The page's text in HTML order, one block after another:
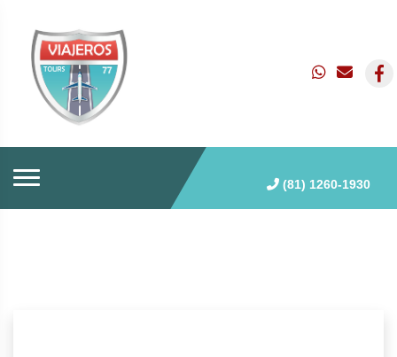
(81) 1260-1930